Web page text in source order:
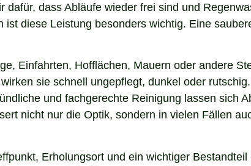
dass Abläufe wieder frei sind und
diese Leistung besonders wichtig. Eine
Einfahrten, Hofflächen, Mauern oder andere
sie schnell ungepflegt, dunkel oder
und fachgerechte Reinigung lassen sich
nicht nur die Optik, sondern in vielen Fällen
Erholungsort und ein wichtiger